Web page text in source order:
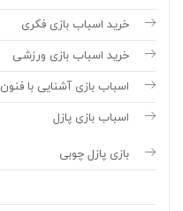
خرید اسباب بازی فکری
خرید اسباب بازی ورزشی
اسباب بازی آشنایی با فنون
اسباب بازی پازل
بازی پازل چوبی